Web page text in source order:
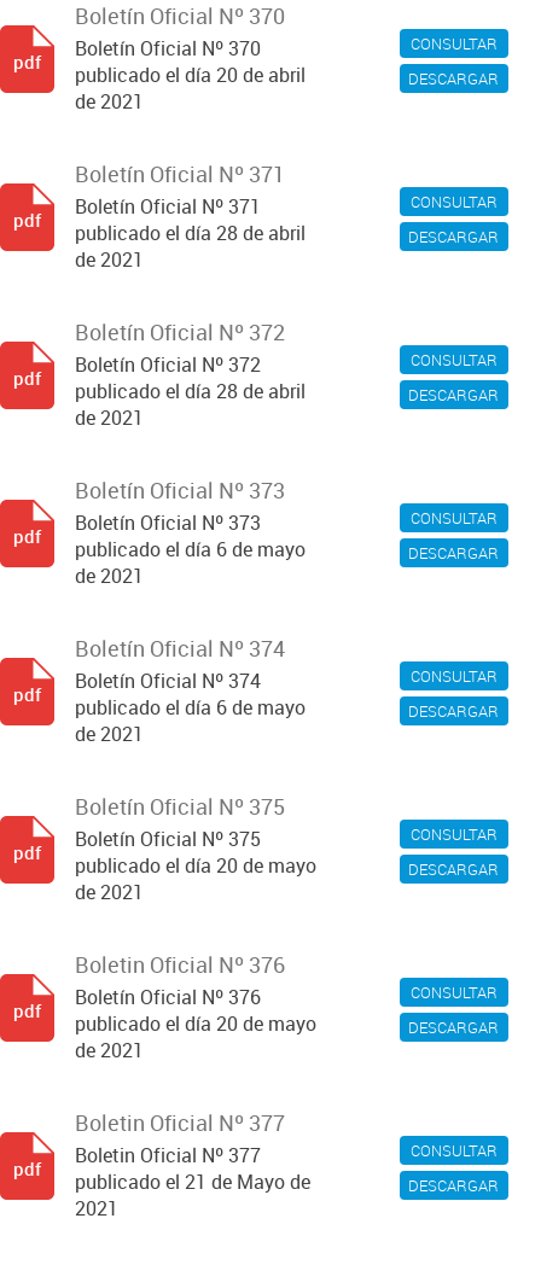
CONSULTAR
DESCARGAR
Boletín Oficial Nº 370
Boletín Oficial Nº 370
publicado el día 20 de abril
de 2021
pdf
CONSULTAR
DESCARGAR
Boletín Oficial Nº 371
Boletín Oficial Nº 371
publicado el día 28 de abril
de 2021
pdf
CONSULTAR
DESCARGAR
Boletín Oficial Nº 372
Boletín Oficial Nº 372
publicado el día 28 de abril
de 2021
pdf
CONSULTAR
DESCARGAR
Boletín Oficial Nº 373
Boletín Oficial Nº 373
publicado el día 6 de mayo
de 2021
pdf
CONSULTAR
DESCARGAR
Boletín Oficial Nº 374
Boletín Oficial Nº 374
publicado el día 6 de mayo
de 2021
pdf
CONSULTAR
DESCARGAR
Boletín Oficial Nº 375
Boletín Oficial Nº 375
publicado el día 20 de mayo
de 2021
pdf
CONSULTAR
DESCARGAR
Boletin Oficial Nº 376
Boletín Oficial Nº 376
publicado el día 20 de mayo
de 2021
pdf
CONSULTAR
DESCARGAR
Boletin Oficial Nº 377
Boletin Oficial Nº 377
publicado el 21 de Mayo de
2021
pdf